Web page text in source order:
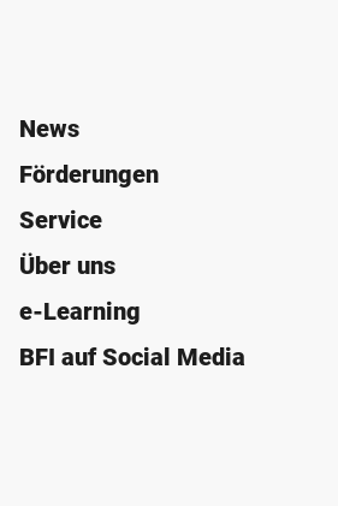
News
Förderungen
Service
Über uns
e-Learning
BFI auf Social Media